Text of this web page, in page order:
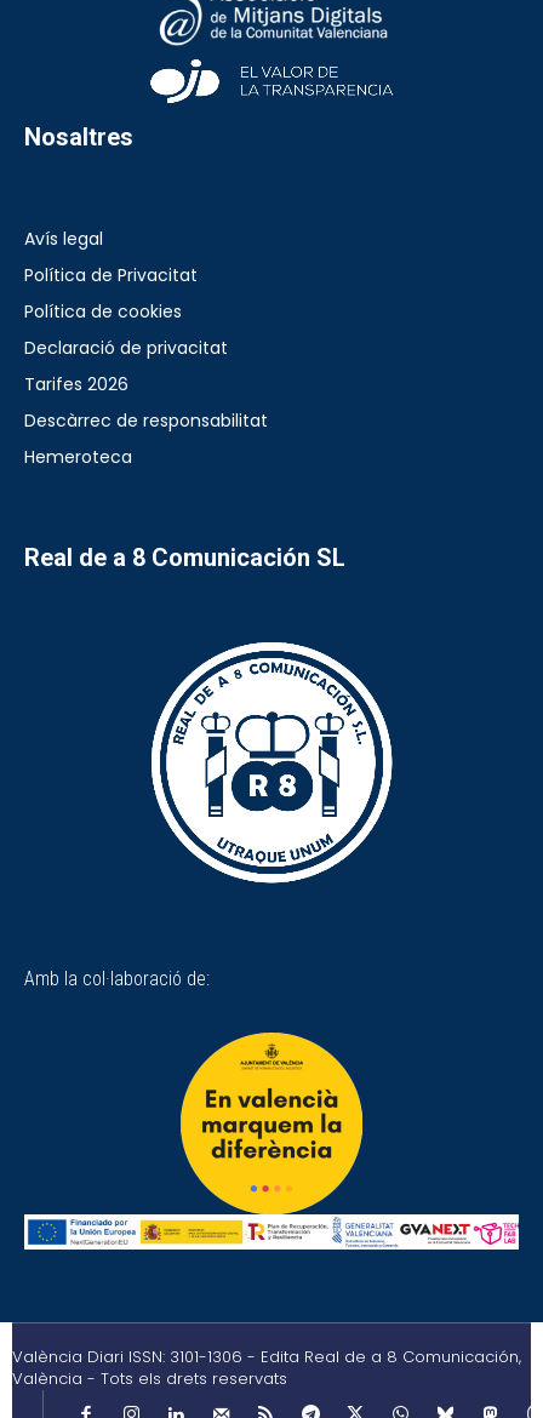
Nosaltres
Avís legal
Política de Privacitat
Política de cookies
Declaració de privacitat
Tarifes 2026
Descàrrec de responsabilitat
Hemeroteca
Real de a 8 Comunicación SL
Amb la col·laboració de:
València Diari ISSN: 3101-1306 - Edita Real de a 8 Comunicación,
València - Tots els drets reservats